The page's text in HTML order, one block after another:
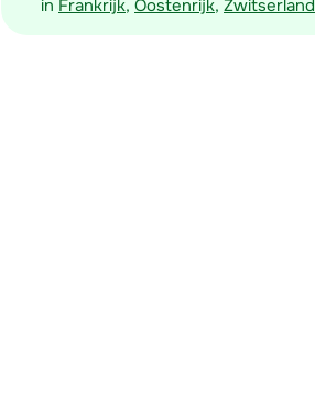
in Frankrijk, Oostenrijk, Zwitserland